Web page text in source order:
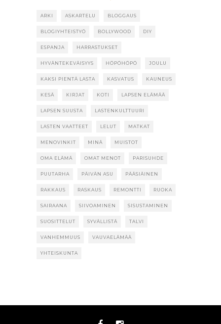
ARKI ASKARTELU BLOGGAUS
BLOGIYHTEISTYÖ BOLLYWOOD DIY
ESPANJA HARRASTUKSET
HYVÄNTEKEVÄISYYS HÖPÖHÖPÖ JOULU
KAKSI PIENTÄ LASTA KASVATUS KAUNEUS
KESÄ KIRJAT KOTI LAPSEN ELÄMÄÄ
LAPSEN SUUSTA LASTENKULTTUURI
LASTEN VAATTEET LELUT MATKAT
MENOVINKIT MINÄ MUISTOT
OMA ELÄMÄ OMAT MENOT PARISUHDE
PUUTARHA PÄIVÄN ASU PÄÄSIÄINEN
RAKKAUS RASKAUS REMONTTI RUOKA
SAIRAANA SIIVOAMINEN SISUSTAMINEN
SUOSITTELUT SYVÄLLISTÄ TALVI
VANHEMMUUS VAUVAELÄMÄÄ
YHTEISKUNTA